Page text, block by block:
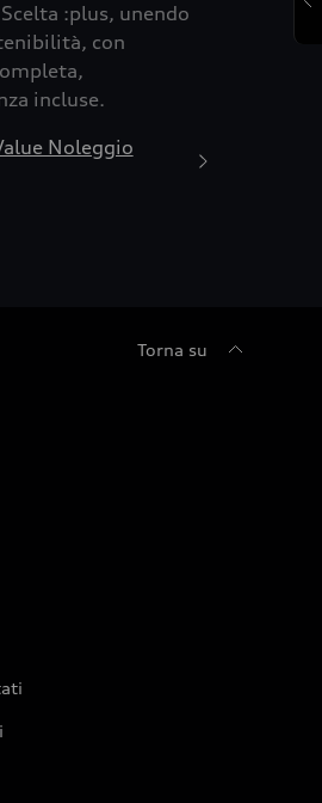
:plus, unendo
con
incluse.
Noleggio
Torna su